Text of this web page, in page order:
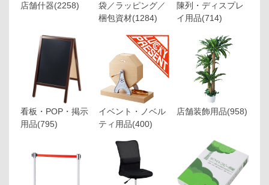
店舗什器(2258)
袋／ラッピング／
梱包資材(1284)
陳列・ディスプレ
イ用品(714)
看板・POP・掲示
用品(795)
イベント・ノベル
ティ用品(400)
店舗装飾用品(958)